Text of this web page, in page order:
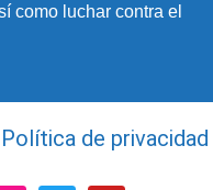
como luchar contra el
Política de privacidad